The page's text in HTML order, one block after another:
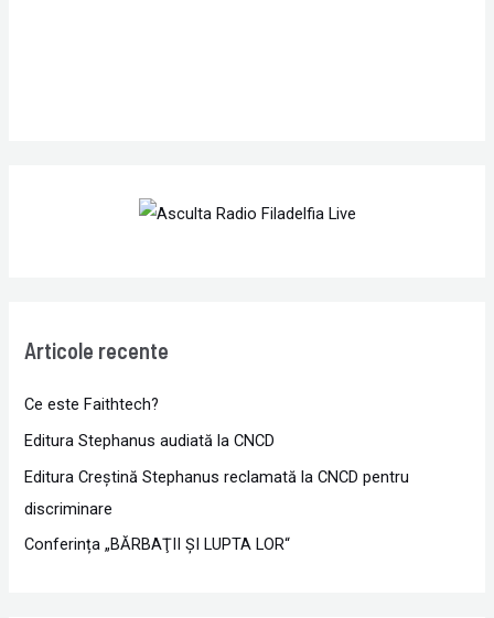
Articole recente
Ce este Faithtech?
Editura Stephanus audiată la CNCD
Editura Creștină Stephanus reclamată la CNCD pentru
discriminare
Conferința „BĂRBAŢII ŞI LUPTA LOR“